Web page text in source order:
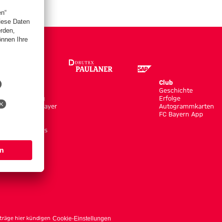
Bekleidung
Shop by Player
Accessoires
Club
Geschichte
Erfolge
Autogrammkarten
FC Bayern App
hier kündigen Cookie-Einstellungen